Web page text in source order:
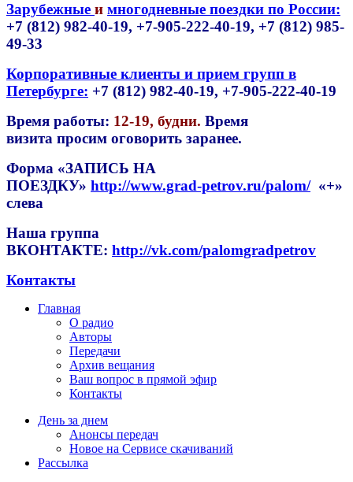
Зарубежные и многодневные поездки по России:
+7 (812) 982-40-19, +7-905-222-40-19, +7 (812) 985-
49-33
Корпоративные клиенты и прием групп в
Петербурге: +7 (812) 982-40-19, +7-905-222-40-19
Время работы: 12-19, будни. Время
визита просим оговорить заранее.
Форма «ЗАПИСЬ НА
ПОЕЗДКУ» http://www.grad-petrov.ru/palom/ «+»
слева
Наша группа
ВКОНТАКТЕ: http://vk.com/palomgradpetrov
Контакты
Главная
О радио
Авторы
Передачи
Архив вещания
Ваш вопрос в прямой эфир
Контакты
День за днем
Анонсы передач
Новое на Сервисе скачиваний
Рассылка